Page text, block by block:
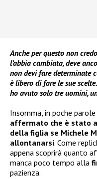
Anche per questo non
l’abbia cambiata, deve
non devi fare determinate
è libero di fare le sue
ho avuto solo tre uomini,
Insomma, in poche
affermato che è stato
della figlia se Michele
allontanarsi. Come
appena scoprirà quanto
manca poco tempo alla
pazienza.